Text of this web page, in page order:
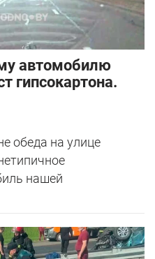
автомобилю
гипсокартона.
обеда на улице
нашей